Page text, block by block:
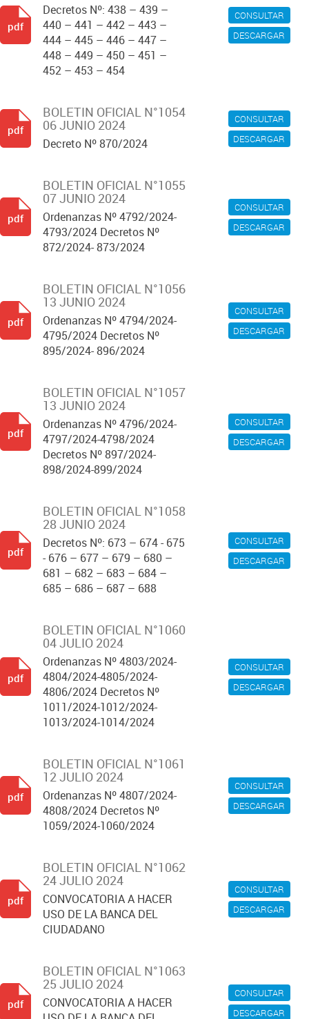
CONSULTAR
DESCARGAR
Decretos Nº: 438 – 439 –
440 – 441 – 442 – 443 –
444 – 445 – 446 – 447 –
448 – 449 – 450 – 451 –
452 – 453 – 454
pdf
CONSULTAR
DESCARGAR
BOLETIN OFICIAL N°1054
06 JUNIO 2024
Decreto Nº 870/2024
pdf
CONSULTAR
DESCARGAR
BOLETIN OFICIAL N°1055
07 JUNIO 2024
Ordenanzas Nº 4792/2024-
4793/2024 Decretos Nº
872/2024- 873/2024
pdf
CONSULTAR
DESCARGAR
BOLETIN OFICIAL N°1056
13 JUNIO 2024
Ordenanzas Nº 4794/2024-
4795/2024 Decretos Nº
895/2024- 896/2024
pdf
CONSULTAR
DESCARGAR
BOLETIN OFICIAL N°1057
13 JUNIO 2024
Ordenanzas Nº 4796/2024-
4797/2024-4798/2024
Decretos Nº 897/2024-
898/2024-899/2024
pdf
CONSULTAR
DESCARGAR
BOLETIN OFICIAL N°1058
28 JUNIO 2024
Decretos Nº: 673 – 674 - 675
- 676 – 677 – 679 – 680 –
681 – 682 – 683 – 684 –
685 – 686 – 687 – 688
pdf
CONSULTAR
DESCARGAR
BOLETIN OFICIAL N°1060
04 JULIO 2024
Ordenanzas Nº 4803/2024-
4804/2024-4805/2024-
4806/2024 Decretos Nº
1011/2024-1012/2024-
1013/2024-1014/2024
pdf
CONSULTAR
DESCARGAR
BOLETIN OFICIAL N°1061
12 JULIO 2024
Ordenanzas Nº 4807/2024-
4808/2024 Decretos Nº
1059/2024-1060/2024
pdf
CONSULTAR
DESCARGAR
BOLETIN OFICIAL N°1062
24 JULIO 2024
CONVOCATORIA A HACER
USO DE LA BANCA DEL
CIUDADANO
pdf
CONSULTAR
DESCARGAR
BOLETIN OFICIAL N°1063
25 JULIO 2024
CONVOCATORIA A HACER
pdf